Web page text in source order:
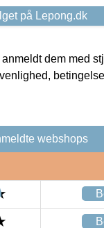
på Lepong.dk
dem med
webshops